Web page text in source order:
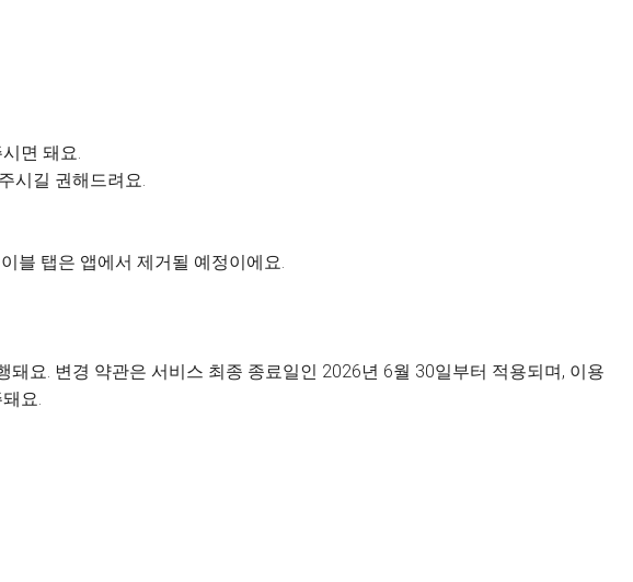
면 돼요.
시길 권해드려요.
블 탭은 앱에서 제거될 예정이에요.
요. 변경 약관은 서비스 최종 종료일인 2026년 6월 30일부터 적용되며, 이용
요.